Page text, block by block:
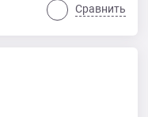
Сравнить